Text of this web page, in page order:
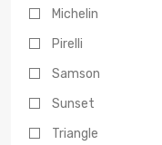
Michelin
Pirelli
Samson
Sunset
Triangle